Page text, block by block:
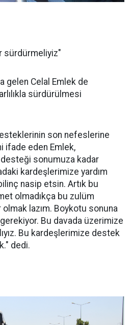
sürdürmeliyiz"
gelen Celal Emlek de
sürdürülmesi
son nefeslerine
ifade eden Emlek,
sonumuza kadar
kardeşlerimize yardım
nasip etsin. Artık bu
olmadıkça bu zulüm
lazım. Boykotu sonuna
Bu davada üzerimize
Bu kardeşlerimize destek
dedi.